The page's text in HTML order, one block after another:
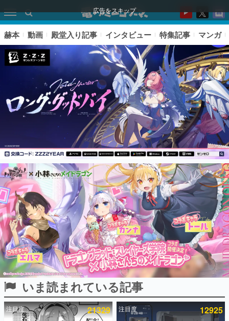
広告をスキップ
ピックアップ
電ファミのいま読まれている記事ランキング
アプリセール情報
インタビュー
連載・特集一覧
殿堂入り記事
SNS拡散数が数千以上！ ページビュー数万以上！ などな
ど。多くの人々に読まれた、電ファミ渾身の“殿堂入り”記
事をまとめました。
赫本 動画 殿堂入り記事 インタビュー 特集記事 マンガ
いま読まれている記事
注目度 21329 注目度 12925